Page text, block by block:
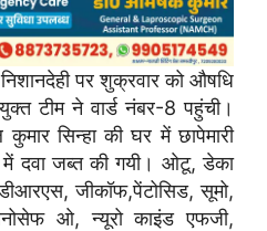
पर शुक्रवार को औषधि
टीम ने वार्ड नंबर-8 पहुंची।
सिन्हा की घर में छापेमारी
में दवा जब्त की गयी। ओटू, डेका
जीकॉफ,पेंटोसिड, सूमो,
ओ, न्यूरो काइंड एफजी,